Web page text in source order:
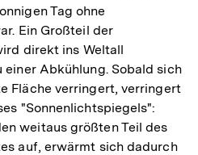
Tag ohne
Ein Großteil der
direkt ins Weltall
Abkühlung. Sobald sich
Fläche verringert, verringert
"Sonnenlichtspiegels":
weitaus größten Teil des
auf, erwärmt sich dadurch